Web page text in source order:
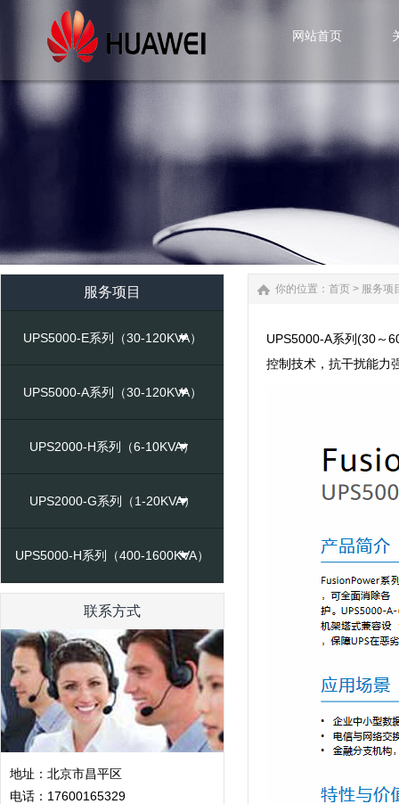
网站首页
服务项目
UPS5000-E系列（30-120KVA）
UPS5000-A系列（30-120KVA）
UPS2000-H系列（6-10KVA）
UPS2000-G系列（1-20KVA）
UPS5000-H系列（400-1600KVA）
联系方式
地址：北京市昌平区
电话：17600165329
你的位置： 首页 > 服务项
UPS5000-A系列(30～
控制技术，抗干扰能力